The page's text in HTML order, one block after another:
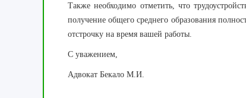
Также необходимо отметить, что
получение общего среднего образования
отстрочку на время вашей работы.
С уважением,
Адвокат Бекало М.И.